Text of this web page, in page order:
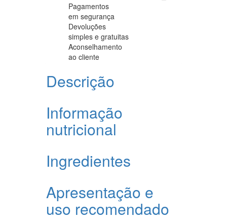
Pagamentos
em segurança
Devoluções
simples e gratuitas
Aconselhamento
ao cliente
Descrição
Informação
nutricional
Ingredientes
Apresentação e
uso recomendado